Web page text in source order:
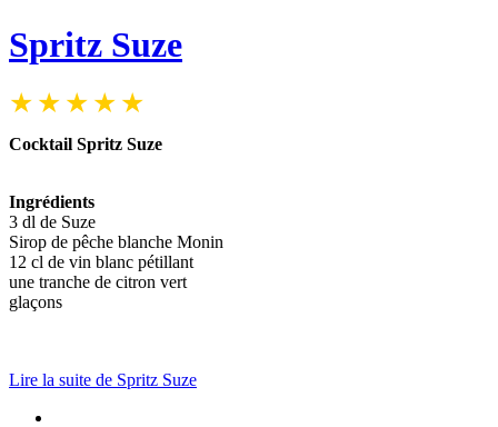
Spritz Suze
Cocktail Spritz Suze
Ingrédients
3 dl de Suze
Sirop de pêche blanche Monin
12 cl de vin blanc pétillant
une tranche de citron vert
glaçons
Lire la suite de Spritz Suze